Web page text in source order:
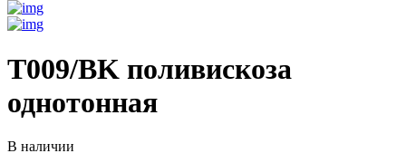
T009/BK поливискоза
однотонная
В наличии